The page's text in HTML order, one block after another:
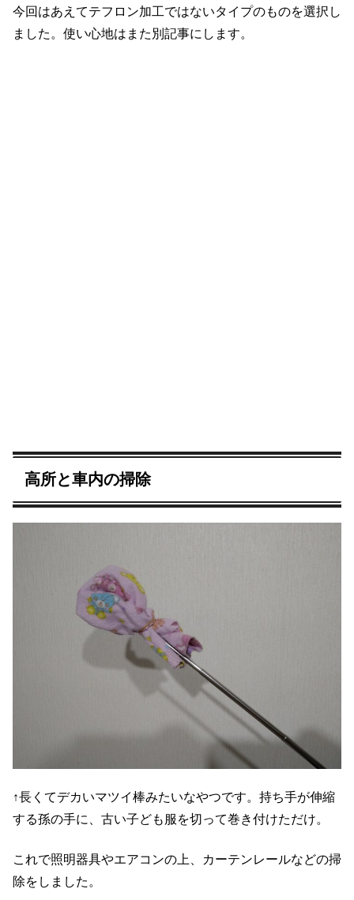
今回はあえてテフロン加工ではないタイプのものを選択し
ました。使い心地はまた別記事にします。
高所と車内の掃除
↑長くてデカいマツイ棒みたいなやつです。持ち手が伸縮
する孫の手に、古い子ども服を切って巻き付けただけ。
これで照明器具やエアコンの上、カーテンレールなどの掃
除をしました。